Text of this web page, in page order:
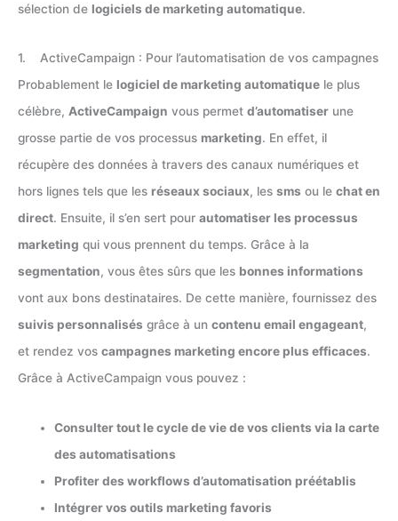
sélection de logiciels de marketing automatique.
1. ActiveCampaign : Pour l’automatisation de vos campagnes
Probablement le logiciel de marketing automatique le plus
célèbre, ActiveCampaign vous permet d’automatiser une
grosse partie de vos processus marketing. En effet, il
récupère des données à travers des canaux numériques et
hors lignes tels que les réseaux sociaux, les sms ou le chat en
direct. Ensuite, il s’en sert pour automatiser les processus
marketing qui vous prennent du temps. Grâce à la
segmentation, vous êtes sûrs que les bonnes informations
vont aux bons destinataires. De cette manière, fournissez des
suivis personnalisés grâce à un contenu email engageant,
et rendez vos campagnes marketing encore plus efficaces.
Grâce à ActiveCampaign vous pouvez :
Consulter tout le cycle de vie de vos clients via la carte
des automatisations
Profiter des workflows d’automatisation préétablis
Intégrer vos outils marketing favoris